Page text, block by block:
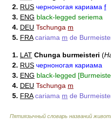
2. RUS черноногая кариама f
3. ENG black-legged seriema
4. DEU Tschunga m
5. FRA cariama m de
1. LAT Chunga burmeisteri (
2. RUS черноногая кариама
3. ENG black-legged
4. DEU Tschunga m
5. FRA cariama m de
Пятиязычный словарь названий